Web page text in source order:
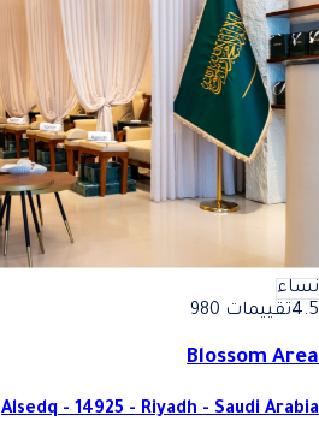
نساء
4.5تقييمات 980
Blossom Area
Alsedq - 14925 - Riyadh - Saudi Arabia